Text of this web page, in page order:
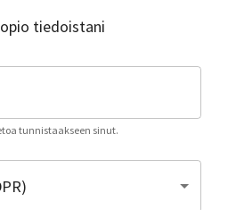
tiedoistani
tunnistaakseen sinut.